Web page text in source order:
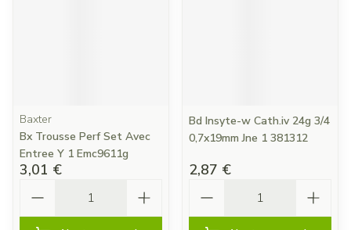
Baxter
Bx Trousse Perf Set Avec
Entree Y 1 Emc9611g
3,01 €
Bd Insyte-w Cath.iv 24g 3/4
0,7x19mm Jne 1 381312
2,87 €